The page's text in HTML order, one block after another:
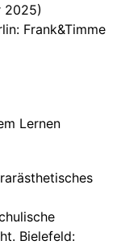
2025)
Frank&Timme
Lernen
Bielefeld: